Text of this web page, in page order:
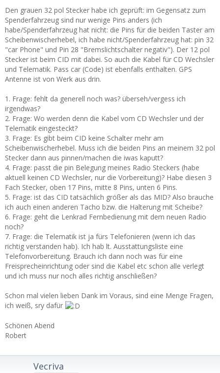
Den grauen 32 pol Stecker habe ich geprüft: im Gegensatz zum
Spenderfahrzeug sind nur wenige Pins anders (ich
habe/Spenderfahrzeug hat nicht: die Pins für die beiden Taster am
Scheibenwischerhebel, ich habe nicht/Spenderfahrzeug hat: pin 32
"car Phone" und Pin 28 "Bremslichtschalter negativ"). Der 12 pol
Stecker ist beim CID mit dabei. So auch die Kabel für CD Wechsler
und Telematik. Pass car (Code) ist ebenfalls enthalten. GPS
Antenne ist von Werk aus drin.
1. Frage: fehlt da generell noch was? überseh/vergess ich
irgendwas?
2. Frage: Wo werden denn die Kabel vom CD Wechsler und der
Telematik eingesteckt?
3. Frage: Es gibt beim CID keine Schalter mehr am
Scheibenwischerhebel. Muss ich die beiden Pins an meinem 32 pol
Stecker dann aus pinnen/machen die iwas kaputt?
4. Frage: passt die pin Belegung meines Radio Steckers (habe
aktuell keinen CD Wechsler, nur die Vorbereitung)? Habe diesen 3
Fach Stecker, oben 17 Pins, mitte 8 Pins, unten 6 Pins.
5. Frage: ist das CID tatsächlich größer als das MID? Also brauche
ich auch einen anderen Tacho bzw. die Halterung mit Scheibe?
6. Frage: geht die Lenkrad Fernbedienung mit dem neuen Radio
noch?
7. Frage: die Telematik ist ja fürs Telefonieren (wenn ich das
richtig verstanden hab). Ich hab lt. Ausstattungsliste eine
Telefonvorbereitung. Brauch ich dann noch was für eine
Freisprecheinrichtung oder sind die Kabel etc schon alle verlegt
und ich muss nur noch alles richtig anschließen?
Schon mal vielen lieben Dank im Voraus, sind eine Menge Fragen,
ich weiß, sry dafür
Schönen Abend
Robert
Vecriva